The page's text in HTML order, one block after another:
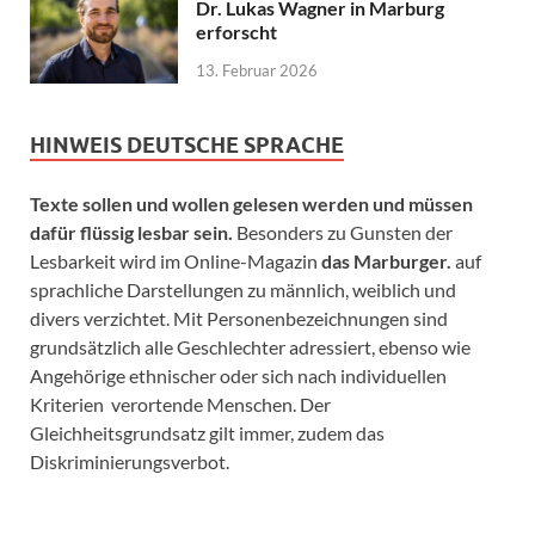
Dr. Lukas Wagner in Marburg
erforscht
13. Februar 2026
HINWEIS DEUTSCHE SPRACHE
Texte sollen und wollen gelesen werden und müssen
dafür flüssig lesbar sein. Besonders zu Gunsten der
Lesbarkeit wird im Online-Magazin das Marburger. auf
sprachliche Darstellungen zu männlich, weiblich und
divers verzichtet. Mit Personenbezeichnungen sind
grundsätzlich alle Geschlechter adressiert, ebenso wie
Angehörige ethnischer oder sich nach individuellen
Kriterien verortende Menschen. Der
Gleichheitsgrundsatz gilt immer, zudem das
Diskriminierungsverbot.